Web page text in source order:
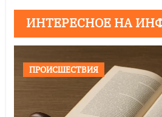
ИНТЕРЕСНОЕ НА
ПРОИСШЕСТВИЯ